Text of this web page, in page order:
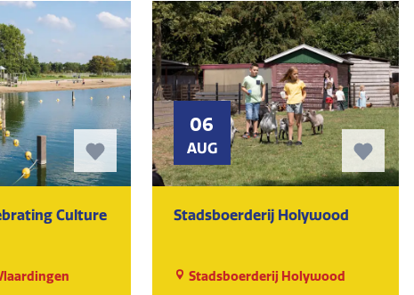
Culture
06
AUG
Stadsboerderij Holywood
Stadsboerderij Holywood